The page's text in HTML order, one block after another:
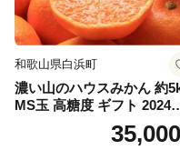
★ABCテレビのニュー
「串本食品株式会社」
ました！
👉じゃばらマグロなど
和歌山県白浜町
濃い山のハウスみかん 約
MS玉 高糖度 ギフト 2024年
35,000